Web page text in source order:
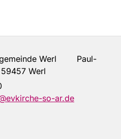
Werl Paul-
Werl
so-ar.de